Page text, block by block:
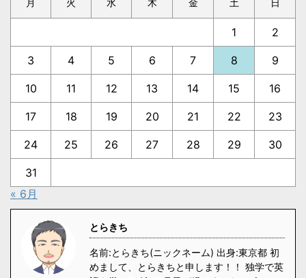
月 火 水 木 金 土 日
1 2
3 4 5 6 7 8 9
10 11 12 13 14 15 16
17 18 19 20 21 22 23
24 25 26 27 28 29 30
31
« 6月
とらきち
名前:とらきち(ニックネーム) 出身:東京都 初
めまして、とらきちと申します！！ 独学で英